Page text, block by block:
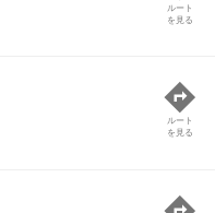
ルート
を見る
ルート
を見る